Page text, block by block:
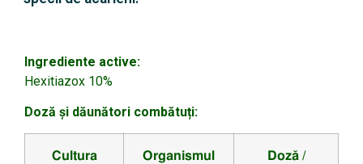
Ingrediente active:
Hexitiazox 10%
Doză și dăunători combătuți:
Cultura
Organismul
Doză /